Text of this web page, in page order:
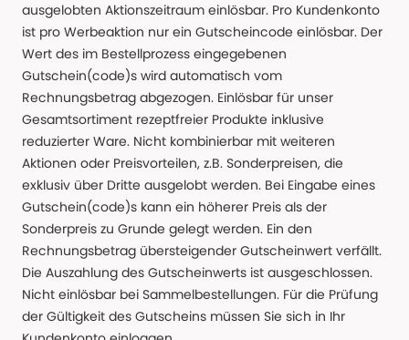
ausgelobten Aktionszeitraum einlösbar. Pro Kundenkonto
ist pro Werbeaktion nur ein Gutscheincode einlösbar. Der
Wert des im Bestellprozess eingegebenen
Gutschein(code)s wird automatisch vom
Rechnungsbetrag abgezogen. Einlösbar für unser
Gesamtsortiment rezeptfreier Produkte inklusive
reduzierter Ware. Nicht kombinierbar mit weiteren
Aktionen oder Preisvorteilen, z.B. Sonderpreisen, die
exklusiv über Dritte ausgelobt werden. Bei Eingabe eines
Gutschein(code)s kann ein höherer Preis als der
Sonderpreis zu Grunde gelegt werden. Ein den
Rechnungsbetrag übersteigender Gutscheinwert verfällt.
Die Auszahlung des Gutscheinwerts ist ausgeschlossen.
Nicht einlösbar bei Sammelbestellungen. Für die Prüfung
der Gültigkeit des Gutscheins müssen Sie sich in Ihr